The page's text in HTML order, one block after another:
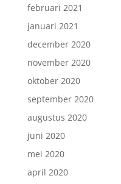
februari 2021
januari 2021
december 2020
november 2020
oktober 2020
september 2020
augustus 2020
juni 2020
mei 2020
april 2020